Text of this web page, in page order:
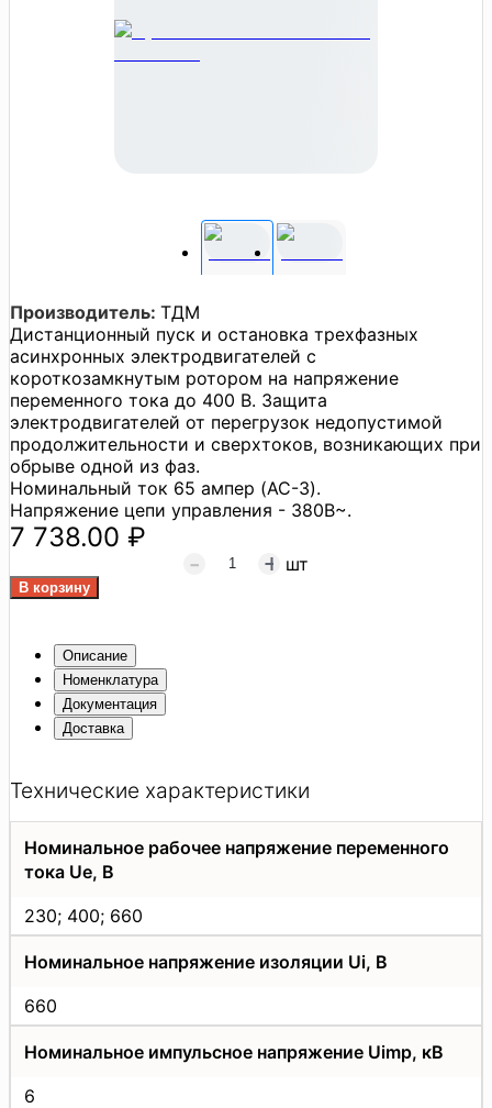
Производитель: ТДМ
Дистанционный пуск и остановка трехфазных
асинхронных электродвигателей с
короткозамкнутым ротором на напряжение
переменного тока до 400 В. Защита
электродвигателей от перегрузок недопустимой
продолжительности и сверхтоков, возникающих при
обрыве одной из фаз.
Номинальный ток 65 ампер (AC-3).
Напряжение цепи управления - 380В~.
7 738.00 ₽
шт
Описание
Номенклатура
Документация
Доставка
Технические характеристики
Номинальное рабочее напряжение переменного
тока Uе, В
230; 400; 660
Номинальное напряжение изоляции Ui, В
660
Номинальное импульсное напряжение Uimp, кВ
6